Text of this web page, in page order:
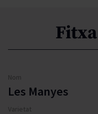
Nom
Les Manyes
Varietat